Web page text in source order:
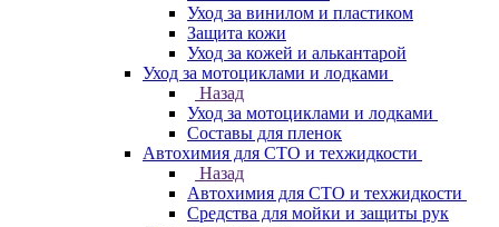
Уход за винилом и пластиком
Защита кожи
Уход за кожей и алькантарой
Уход за мотоциклами и лодками
Назад
Уход за мотоциклами и лодками
Составы для пленок
Автохимия для СТО и техжидкости
Назад
Автохимия для СТО и техжидкости
Средства для мойки и защиты рук